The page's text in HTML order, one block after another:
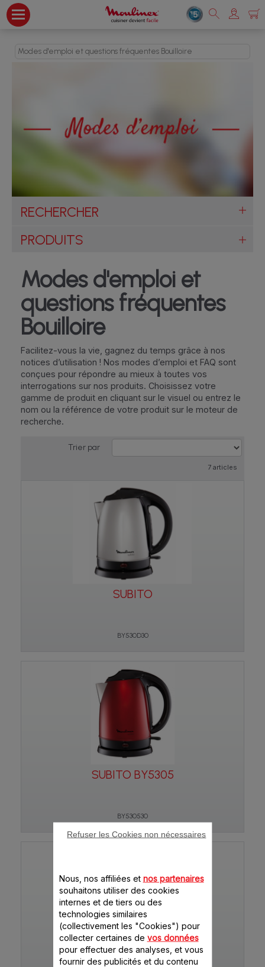
Modes d'emploi et questions fréquentes Bouilloire
RECHERCHER
PRODUITS
Modes d'emploi et
questions fréquentes
Bouilloire
Facilitez-vous la vie, gagnez du temps grâce à nos
notices d’utilisation ! Nos modes d’emploi et FAQ sont
conçues pour répondre au mieux à toutes vos
interrogations sur nos produits. Choisissez votre
gamme de produit en cliquant sur le visuel ou entrez le
nom ou la référence de votre produit sur le moteur de
recherche.
Trier par
7 articles
SUBITO
BY530D30
SUBITO BY5305
BY530530
SUBITO BY530530CH
Nous, nos affiliées et nos partenaires
souhaitons utiliser des cookies
internes et de tiers ou des
technologies similaires
(collectivement les "Cookies") pour
collecter certaines de vos données
pour effectuer des analyses, et vous
fournir des publicités et du contenu
Refuser les Cookies non nécessaires